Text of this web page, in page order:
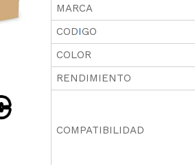
MARCA
CODIGO
COLOR
RENDIMIENTO
COMPATIBILIDAD